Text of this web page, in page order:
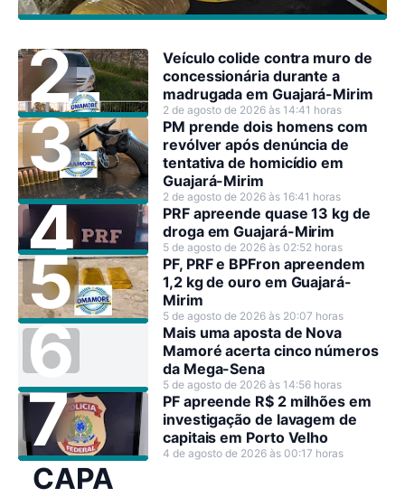
Veículo colide contra muro de
concessionária durante a
madrugada em Guajará-Mirim
2 de agosto de 2026 às 14:41 horas
PM prende dois homens com
revólver após denúncia de
tentativa de homicídio em
Guajará-Mirim
2 de agosto de 2026 às 16:41 horas
PRF apreende quase 13 kg de
droga em Guajará-Mirim
5 de agosto de 2026 às 02:52 horas
PF, PRF e BPFron apreendem
1,2 kg de ouro em Guajará-
Mirim
5 de agosto de 2026 às 20:07 horas
Mais uma aposta de Nova
Mamoré acerta cinco números
da Mega-Sena
5 de agosto de 2026 às 14:56 horas
PF apreende R$ 2 milhões em
investigação de lavagem de
capitais em Porto Velho
4 de agosto de 2026 às 00:17 horas
CAPA